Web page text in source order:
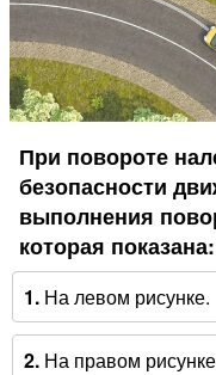
При повороте
безопасности
выполнения
которая показана:
1.На левом рисунке.
2.На правом